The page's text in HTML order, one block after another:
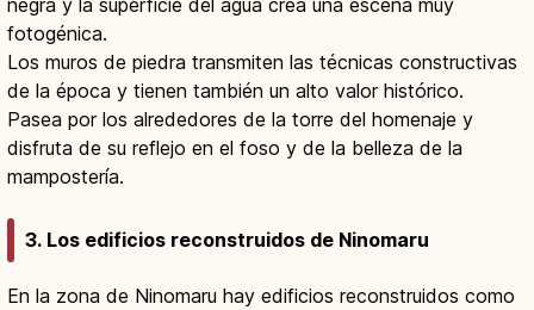
negra y la superficie del agua crea una escena muy
fotogénica.
Los muros de piedra transmiten las técnicas constructivas
de la época y tienen también un alto valor histórico.
Pasea por los alrededores de la torre del homenaje y
disfruta de su reflejo en el foso y de la belleza de la
mampostería.
3. Los edificios reconstruidos de Ninomaru
En la zona de Ninomaru hay edificios reconstruidos como